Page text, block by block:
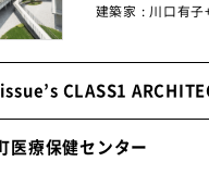
建築家 : 川口有
CLASS1
医療保健センター